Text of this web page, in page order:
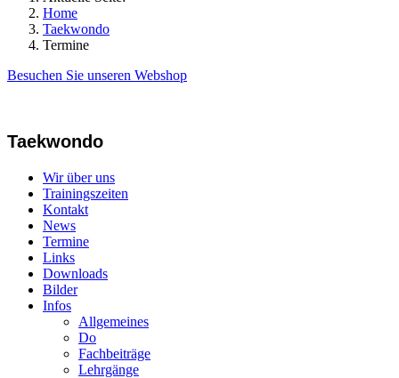
Home
Taekwondo
Termine
Besuchen Sie unseren Webshop
Taekwondo
Wir über uns
Trainingszeiten
Kontakt
News
Termine
Links
Downloads
Bilder
Infos
Allgemeines
Do
Fachbeiträge
Lehrgänge